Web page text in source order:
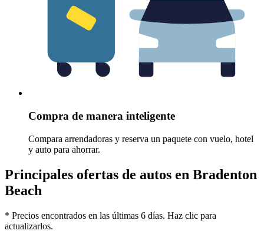
Compra de manera inteligente
Compara arrendadoras y reserva un paquete con vuelo, hotel
y auto para ahorrar.
Principales ofertas de autos en Bradenton
Beach
* Precios encontrados en las últimas 6 días. Haz clic para
actualizarlos.